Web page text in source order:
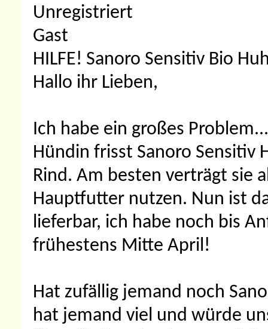
Unregistriert
Gast
HILFE! Sanoro Sensitiv Bio
Hallo ihr Lieben,
Ich habe ein großes
Hündin frisst Sanoro Sensitiv
Rind. Am besten verträgt sie
Hauptfutter nutzen. Nun ist
lieferbar, ich habe noch bis
frühestens Mitte April!
Hat zufällig jemand noch
hat jemand viel und würde